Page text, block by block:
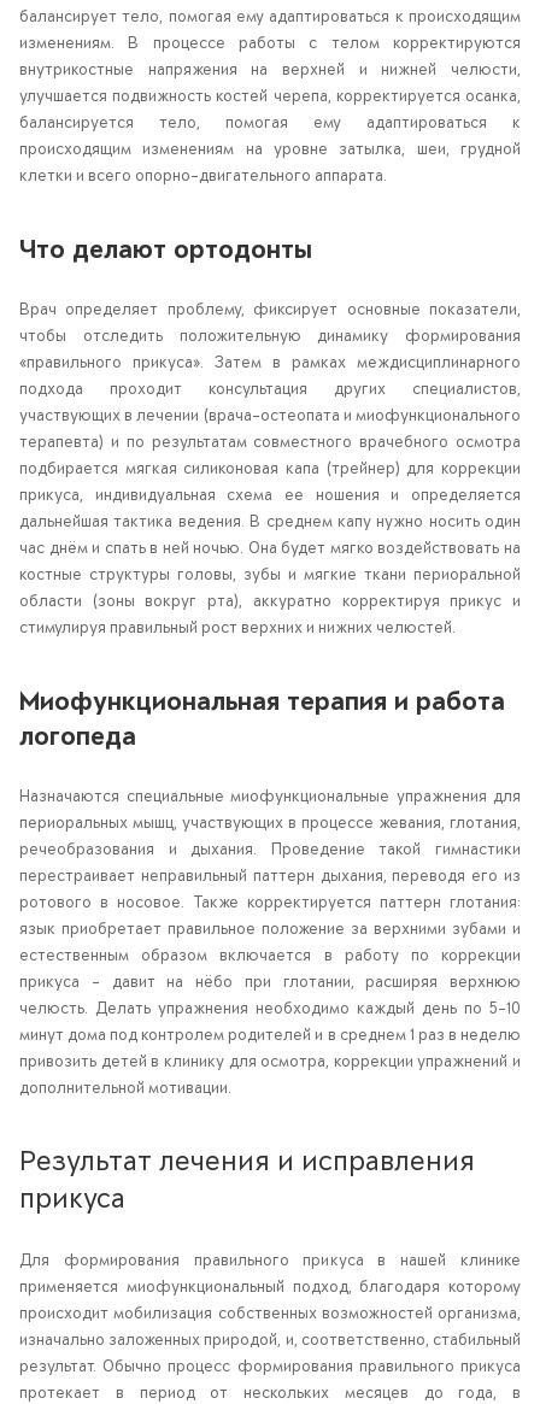
балансирует тело, помогая ему адаптироваться к происходящим
изменениям. В процессе работы с телом корректируются
внутрикостные напряжения на верхней и нижней челюсти,
улучшается подвижность костей черепа, корректируется осанка,
балансируется тело, помогая ему адаптироваться к
происходящим изменениям на уровне затылка, шеи, грудной
клетки и всего опорно-двигательного аппарата.
Что делают ортодонты
Врач определяет проблему, фиксирует основные показатели,
чтобы отследить положительную динамику формирования
«правильного прикуса». Затем в рамках междисциплинарного
подхода проходит консультация других специалистов,
участвующих в лечении (врача-остеопата и миофункционального
терапевта) и по результатам совместного врачебного осмотра
подбирается мягкая силиконовая капа (трейнер) для коррекции
прикуса, индивидуальная схема ее ношения и определяется
дальнейшая тактика ведения. В среднем капу нужно носить один
час днём и спать в ней ночью. Она будет мягко воздействовать на
костные структуры головы, зубы и мягкие ткани периоральной
области (зоны вокруг рта), аккуратно корректируя прикус и
стимулируя правильный рост верхних и нижних челюстей.
Миофункциональная терапия и работа
логопеда
Назначаются специальные миофункциональные упражнения для
периоральных мышц, участвующих в процессе жевания, глотания,
речеобразования и дыхания. Проведение такой гимнастики
перестраивает неправильный паттерн дыхания, переводя его из
ротового в носовое. Также корректируется паттерн глотания:
язык приобретает правильное положение за верхними зубами и
естественным образом включается в работу по коррекции
прикуса – давит на нёбо при глотании, расширяя верхнюю
челюсть. Делать упражнения необходимо каждый день по 5-10
минут дома под контролем родителей и в среднем 1 раз в неделю
привозить детей в клинику для осмотра, коррекции упражнений и
дополнительной мотивации.
Результат лечения и исправления
прикуса
Для формирования правильного прикуса в нашей клинике
применяется миофункциональный подход, благодаря которому
происходит мобилизация собственных возможностей организма,
изначально заложенных природой, и, соответственно, стабильный
результат. Обычно процесс формирования правильного прикуса
протекает в период от нескольких месяцев до года, в